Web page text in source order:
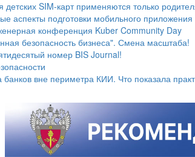
SIM-карт применяются только
аспекты подготовки мобильного приложения
конференция Kuber Community Day
безопасность бизнеса". Смена масштаба!
номер BIS Journal!
вне периметра КИИ. Что показала